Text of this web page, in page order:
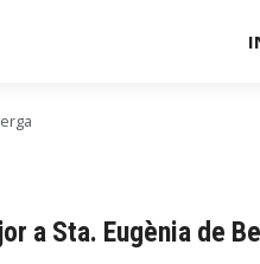
a Sta. Eugènia de